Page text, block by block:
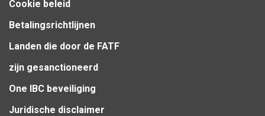
Cookie beleid
Betalingsrichtlijnen
Landen die door de FATF
zijn gesanctioneerd
One IBC beveiliging
Juridische disclaimer